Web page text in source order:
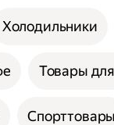
Холодильники
Товары
Спорттовары